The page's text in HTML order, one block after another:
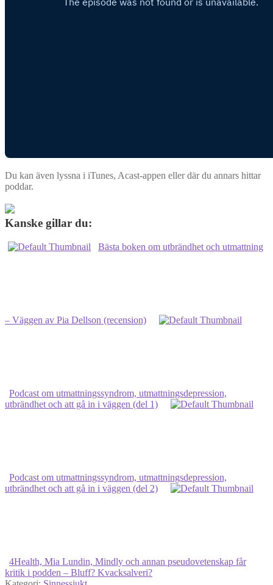
Du kan även lyssna i iTunes, Acast-appen eller där du annars hittar
poddar.
Kanske gillar du:
Bästa boken om utbrändhet och utmattning
– Väggen av Pia Dellson (recension)
Podcast om utmattningssyndrom, utmattningsdepression,
utbrändhet och att gå in i väggen (del 1)
Podcast om utmattningssyndrom, utmattningsdepression,
utbrändhet och att gå in i väggen (del 2)
4Health, Mia Lundin, Mindly och annan pseudovetenskap får
kritik i podden – Bluff? Kvacksalveri?